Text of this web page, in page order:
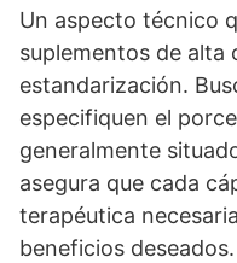
Un aspecto técnico
suplementos de alta
estandarización.
especifiquen el
generalmente
asegura que cada
terapéutica
beneficios